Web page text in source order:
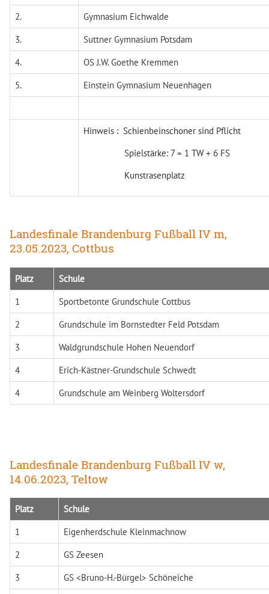
2.
Gymnasium Eichwalde
3.
Suttner Gymnasium Potsdam
4.
OS J.W. Goethe Kremmen
5.
Einstein Gymnasium Neuenhagen
Hinweis : Schienbeinschoner sind Pflicht
Spielstärke: 7 = 1 TW + 6 FS
Kunstrasenplatz
Landesfinale Brandenburg Fußball IV m,
23.05.2023, Cottbus
Platz
Schule
1
Sportbetonte Grundschule Cottbus
2
Grundschule im Bornstedter Feld Potsdam
3
Waldgrundschule Hohen Neuendorf
4
Erich-Kästner-Grundschule Schwedt
4
Grundschule am Weinberg Woltersdorf
Landesfinale Brandenburg Fußball IV w,
14.06.2023, Teltow
Platz
Schule
1
Eigenherdschule Kleinmachnow
2
GS Zeesen
3
GS <Bruno-H.-Bürgel> Schöneiche